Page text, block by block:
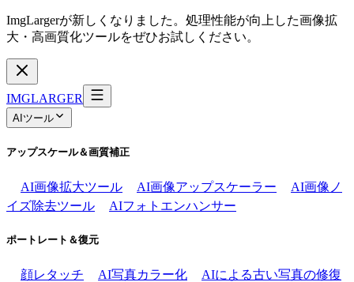
ImgLargerが新しくなりました。処理性能が向上した画像拡
大・高画質化ツールをぜひお試しください。
IMGLARGER
AIツール
アップスケール＆画質補正
AI画像拡大ツール AI画像アップスケーラー
AI画像ノ
イズ除去ツール
AIフォトエンハンサー
ポートレート＆復元
顔レタッチ AI写真カラー化
AIによる古い写真の修復